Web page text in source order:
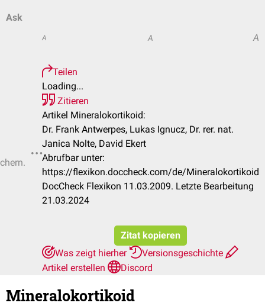
Ask
A A A
Teilen
Loading...
Zitieren
Artikel Mineralokortikoid:
Dr. Frank Antwerpes, Lukas Ignucz, Dr. rer. nat.
Janica Nolte, David Ekert
Abrufbar unter:
https://flexikon.doccheck.com/de/Mineralokortikoid
DocCheck Flexikon 11.03.2009. Letzte Bearbeitung
21.03.2024
Zitat kopieren
Was zeigt hierher
Versionsgeschichte
Artikel erstellen
Discord
Mineralokortikoid